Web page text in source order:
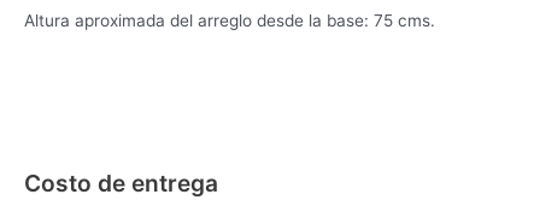
Altura aproximada del arreglo desde la base: 75 cms.
Costo de entrega